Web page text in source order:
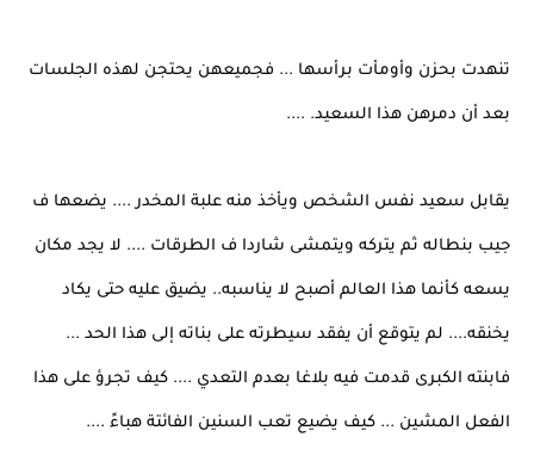
تنهدت بحزن وأومأت برأسها ... فجميعهن يحتجن لهذه الجلسات
بعد أن دمرهن هذا السعيد. ....
يقابل سعيد نفس الشخص ويأخذ منه علبة المخدر .... يضعها ف
جيب بنطاله ثم يتركه ويتمشى شاردا ف الطرقات .... لا يجد مكان
يسعه كأنما هذا العالم أصبح لا يناسبه.. يضيق عليه حتى يكاد
يخنقه.... لم يتوقع أن يفقد سيطرته على بناته إلى هذا الحد ...
فابنته الكبرى قدمت فيه بلاغا بعدم التعدي .... كيف تجرؤ على هذا
الفعل المشين ... كيف يضيع تعب السنين الفائتة هباءً ....